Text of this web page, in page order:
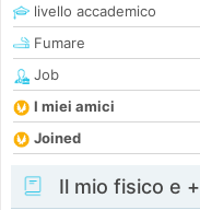
livello accademico
Fumare
Job
I miei amici
Joined
Il mio fisico e +